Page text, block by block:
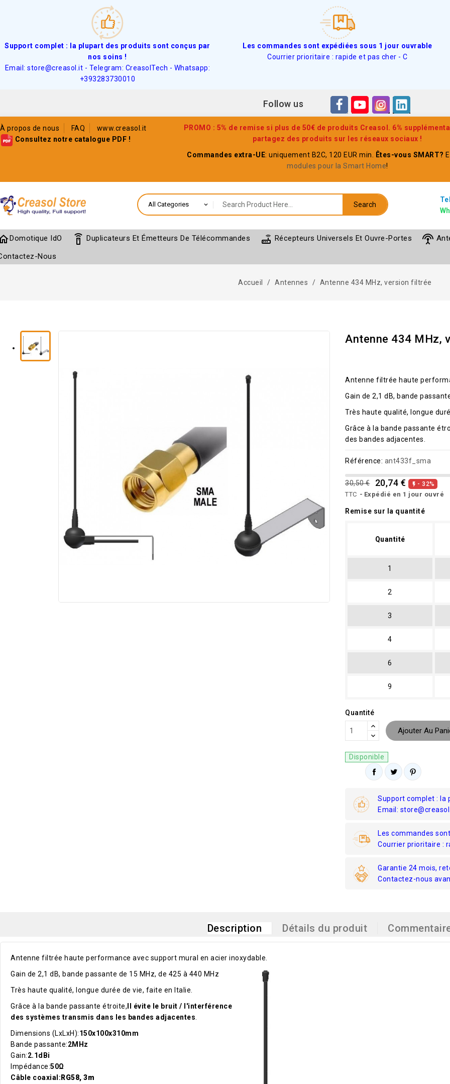
Support complet : la plupart des produits sont conçus par
nos soins !
Email: store@creasol.it - Telegram: CreasolTech - Whatsapp:
+393283730010
Les commandes sont expédiées sous 1 jour ouvrable
Courrier prioritaire : rapide et pas cher - C
Follow us
À propos de nous FAQ
www.creasol.it
Consultez notre catalogue PDF !
PROMO : 5% de remise si plus de 50€ de produits Creasol. 6%
partagez des produits sur les réseaux sociaux !
Commandes extra-UE: uniquement B2C, 120 EUR min. Êtes-vous SMART?
modules pour la Smart Home!
Search
Domotique IdO settings_remote Duplicateurs Et Émetteurs De Télécommandes router Récepteurs Universels Et Ouvre-Portes settings_input_antenna
Nous
Accueil Antennes Antenne 434 MHz, version filtrée
Antenne 434 MHz,
Antenne filtrée haute
Gain de 2,1 dB, bande
Très haute qualité, longue
Grâce à la bande passante
des bandes adjacentes.
Référence: ant433f_sma
30,50 € 20,74 €  - 32%
TTC Expédié en 1 jour ouvré
Remise sur la quantité
Quantité
1
2
3
4
6
9
Quantité
Ajouter Au
Disponible
Support complet : la
Email:
Les commandes
Courrier prioritaire :
Garantie 24 mois,
Contactez-nous
Description Détails du produit
Antenne filtrée haute performance avec support mural en acier inoxydable.
Gain de 2,1 dB, bande passante de 15 MHz, de 425 à 440 MHz
Très haute qualité, longue durée de vie, faite en Italie.
Grâce à la bande passante étroite, Il évite le bruit / l'interférence
des systèmes transmis dans les bandes adjacentes
Dimensions (LxLxH):150x100x310mm
Bande passante:2MHz
Gain:2.1dBi
Impédance:50Ω
Câble coaxial: RG58, 3m